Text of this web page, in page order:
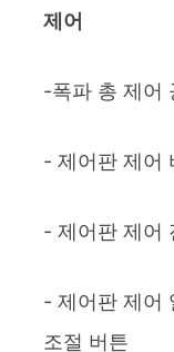
제어
-폭파 총 제어
- 제어판 제어
- 제어판 제어
- 제어판 제어
조절 버튼